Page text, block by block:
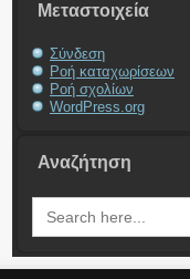
Μεταστοιχεία
Σύνδεση
Ροή καταχωρίσεων
Ροή σχολίων
WordPress.org
Αναζήτηση
Search
for: